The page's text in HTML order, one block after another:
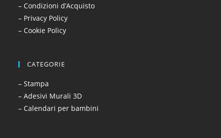
– Condizioni d’Acquisto
– Privacy Policy
– Cookie Policy
CATEGORIE
– Stampa
– Adesivi Murali 3D
– Calendari per bambini